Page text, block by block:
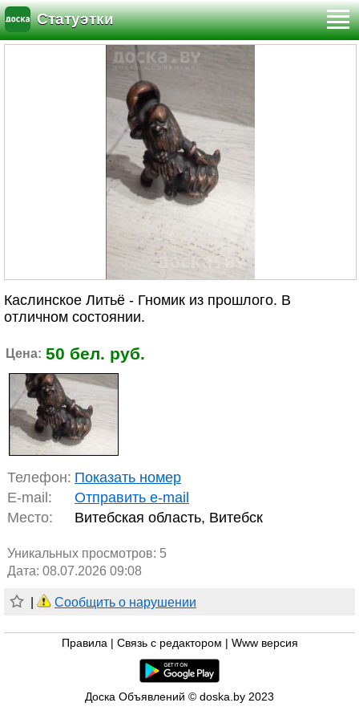
Статуэтки
Каслинское Литьё - Гномик из прошлого. В
отличном состоянии.
Цена: 50 бел. руб.
Телефон: Показать номер
E-mail:
Отправить e-mail
Место:
Витебская область, Витебск
Уникальных просмотров: 5
Дата: 08.07.2026 09:08
Сообщить о нарушении
Правила Связь с редактором Www версия
Доска Объявлений © doska.by 2023